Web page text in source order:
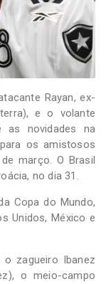
Rayan, ex-
e o volante
as novidades na
os amistosos
março. O Brasil
no dia 31.
Copa do Mundo,
Unidos, México e
zagueiro Ibanez
o meio-campo